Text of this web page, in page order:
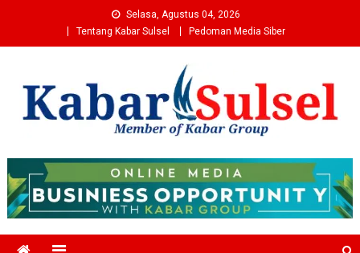
content
Selasa, Agustus 04, 2026
Tentang Kabar Sulsel
Pedoman Media Siber
Kabar Sulsel